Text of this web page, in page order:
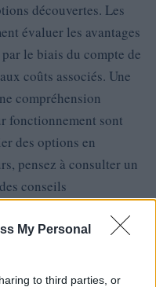
My Personal
to third parties, or
découvertes. Les
évaluer les avantages
le biais du compte de
coûts associés. Une
compréhension
fonctionnement sont
des options en
pensez à consulter un
conseils